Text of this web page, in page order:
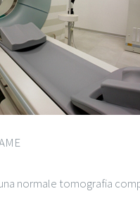
normale tomografia